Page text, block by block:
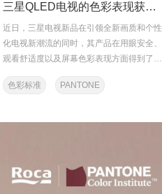
三星QLED电视的色彩表现获得PANTONE机构认证
近日，三星电视新品在引领全新画质和个性
化电视新潮流的同时，其产品在用眼安全、
观看舒适度以及屏幕色彩表现方面得到了众
色彩标准
PANTONE